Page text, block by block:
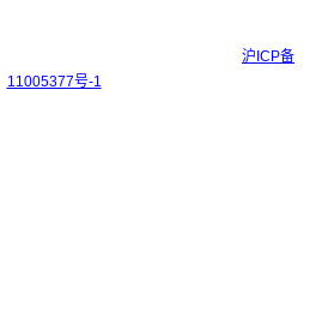
沪ICP备
11005377号-1